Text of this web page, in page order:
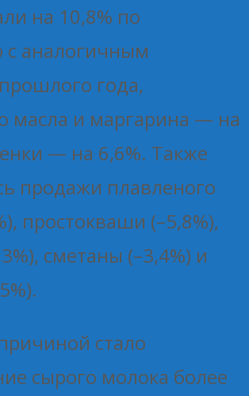
на 10,8% по
с аналогичным
года,
масла и маргарина — на
— на 6,6%. Также
продажи плавленого
простокваши (–5,8%),
сметаны (–3,4%) и
стало
сырого молока более